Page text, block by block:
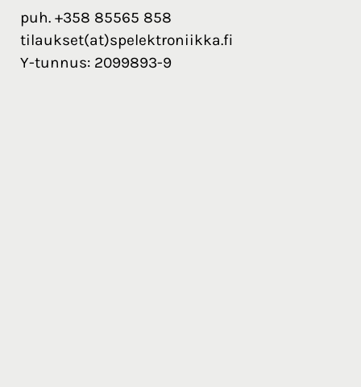
puh. +358 85565 858
tilaukset(at)spelektroniikka.fi
Y-tunnus: 2099893-9